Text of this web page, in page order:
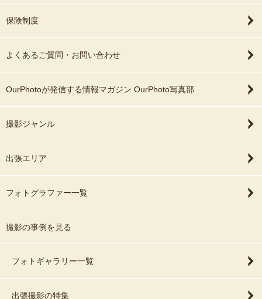
保険制度
よくあるご質問・お問い合わせ
OurPhotoが発信する情報マガジン OurPhoto写真部
撮影ジャンル
出張エリア
フォトグラファー一覧
撮影の事例を見る
フォトギャラリー一覧
出張撮影の特集